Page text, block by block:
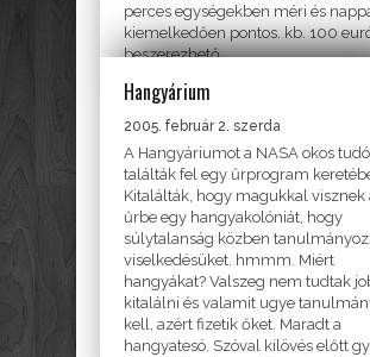
perces egységekben méri és
kiemelkedően pontos. kb. 100
beszerezhető
EGYÉB
Hangyárium
2005. február 2. szerda
A Hangyáriumot a NASA okos
találták fel egy űrprogram
Kitalálták, hogy magukkal visznek
űrbe egy hangyakolóniát, hogy
súlytalanság közben
viselkedésüket. hmmm. Miért
hangyákat? Valszeg nem tudtak
kitalálni és valamit ugye
kell, azért fizetik őket. Maradt a
hangyatesó. Szóval kilövés előtt